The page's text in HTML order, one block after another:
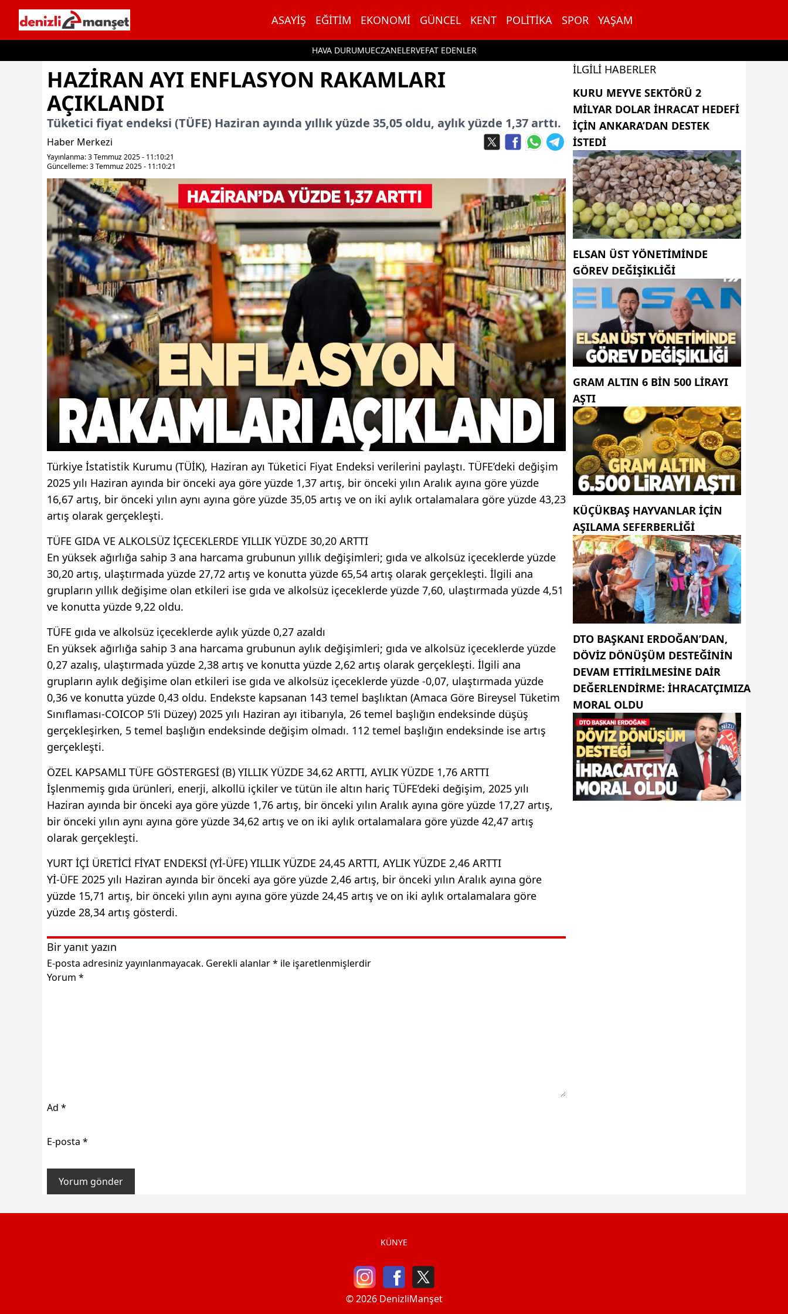
ASAYIŞ EĞITIM EKONOMI GÜNCEL KENT POLITIKA SPOR YAŞAM
HAVA DURUMUECZANELERVEFAT EDENLER
İçeriğe geç
HAZIRAN AYI ENFLASYON RAKAMLARI
AÇIKLANDI
Tüketici fiyat endeksi (TÜFE) Haziran ayında yıllık yüzde 35,05 oldu, aylık yüzde 1,37 arttı.
Haber Merkezi
Yayınlanma: 3 Temmuz 2025 - 11:10:21
Güncelleme: 3 Temmuz 2025 - 11:10:21
Türkiye İstatistik Kurumu (TÜİK), Haziran ayı Tüketici Fiyat Endeksi verilerini paylaştı. TÜFE’deki değişim
2025 yılı Haziran ayında bir önceki aya göre yüzde 1,37 artış, bir önceki yılın Aralık ayına göre yüzde
16,67 artış, bir önceki yılın aynı ayına göre yüzde 35,05 artış ve on iki aylık ortalamalara göre yüzde 43,23
artış olarak gerçekleşti.
TÜFE GIDA VE ALKOLSÜZ İÇECEKLERDE YILLIK YÜZDE 30,20 ARTTI
En yüksek ağırlığa sahip 3 ana harcama grubunun yıllık değişimleri; gıda ve alkolsüz içeceklerde yüzde
30,20 artış, ulaştırmada yüzde 27,72 artış ve konutta yüzde 65,54 artış olarak gerçekleşti. İlgili ana
grupların yıllık değişime olan etkileri ise gıda ve alkolsüz içeceklerde yüzde 7,60, ulaştırmada yüzde 4,51
ve konutta yüzde 9,22 oldu.
TÜFE gıda ve alkolsüz içeceklerde aylık yüzde 0,27 azaldı
En yüksek ağırlığa sahip 3 ana harcama grubunun aylık değişimleri; gıda ve alkolsüz içeceklerde yüzde
0,27 azalış, ulaştırmada yüzde 2,38 artış ve konutta yüzde 2,62 artış olarak gerçekleşti. İlgili ana
grupların aylık değişime olan etkileri ise gıda ve alkolsüz içeceklerde yüzde -0,07, ulaştırmada yüzde
0,36 ve konutta yüzde 0,43 oldu. Endekste kapsanan 143 temel başlıktan (Amaca Göre Bireysel Tüketim
Sınıflaması-COICOP 5’li Düzey) 2025 yılı Haziran ayı itibarıyla, 26 temel başlığın endeksinde düşüş
gerçekleşirken, 5 temel başlığın endeksinde değişim olmadı. 112 temel başlığın endeksinde ise artış
gerçekleşti.
ÖZEL KAPSAMLI TÜFE GÖSTERGESİ (B) YILLIK YÜZDE 34,62 ARTTI, AYLIK YÜZDE 1,76 ARTTI
İşlenmemiş gıda ürünleri, enerji, alkollü içkiler ve tütün ile altın hariç TÜFE’deki değişim, 2025 yılı
Haziran ayında bir önceki aya göre yüzde 1,76 artış, bir önceki yılın Aralık ayına göre yüzde 17,27 artış,
bir önceki yılın aynı ayına göre yüzde 34,62 artış ve on iki aylık ortalamalara göre yüzde 42,47 artış
olarak gerçekleşti.
YURT İÇİ ÜRETİCİ FİYAT ENDEKSİ (Yİ-ÜFE) YILLIK YÜZDE 24,45 ARTTI, AYLIK YÜZDE 2,46 ARTTI
Yİ-ÜFE 2025 yılı Haziran ayında bir önceki aya göre yüzde 2,46 artış, bir önceki yılın Aralık ayına göre
yüzde 15,71 artış, bir önceki yılın aynı ayına göre yüzde 24,45 artış ve on iki aylık ortalamalara göre
yüzde 28,34 artış gösterdi.
Bir yanıt yazın
E-posta adresiniz yayınlanmayacak. Gerekli alanlar* ile işaretlenmişlerdir
Yorum *
Ad *
E-posta *
İLGILI HABERLER
KURU MEYVE SEKTÖRÜ 2
MILYAR DOLAR IHRACAT HEDEFI
IÇIN ANKARA’DAN DESTEK
ISTEDI
ELSAN ÜST YÖNETIMINDE
GÖREV DEĞIŞIKLIĞI
GRAM ALTIN 6 BIN 500 LIRAYI
AŞTI
KÜÇÜKBAŞ HAYVANLAR İÇİN
AŞILAMA SEFERBERLİĞİ
DTO BAŞKANI ERDOĞAN’DAN,
DÖVIZ DÖNÜŞÜM DESTEĞININ
DEVAM ETTIRILMESINE DAIR
DEĞERLENDIRME: İHRACATÇIMIZA
MORAL OLDU
KÜNYE
© 2026 DenizliManşet